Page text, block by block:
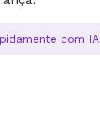
com IA